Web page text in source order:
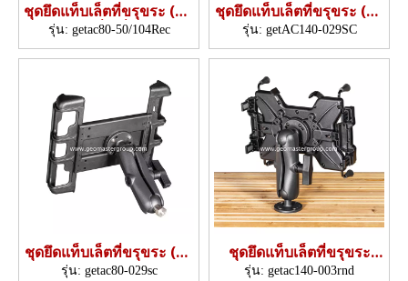
ชุดยึดแท็บเล็ตที่ขรุขระ (แค
ลมป์สี่เหลี่ยม)
รุ่น: getac80-50/104Rec
ชุดยึดแท็บเล็ตที่ขรุขระ (อะ
แดปเตอร์บอลเกลียว)
รุ่น: getAC140-029SC
ชุดยึดแท็บเล็ตที่ขรุขระ (อะ
แดปเตอร์บอลเกลียว)
รุ่น: getac80-029sc
ชุดยึดแท็บเล็ตที่ขรุขระ
(ฐานกลม)
รุ่น: getac140-003rnd